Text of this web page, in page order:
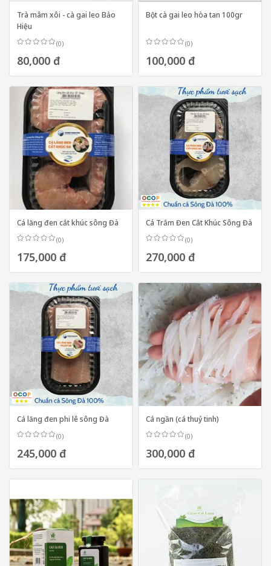
Trà mâm xôi - cà gai leo Bảo
Hiệu
(0)
80,000 đ
Bột cà gai leo hòa tan 100gr
(0)
100,000 đ
Cá lăng đen cắt khúc sông Đà
(0)
175,000 đ
Cá Trắm Đen Cắt Khúc Sông Đà
(0)
270,000 đ
Cá lăng đen phi lê sông Đà
(0)
245,000 đ
Cá ngần (cá thuỷ tinh)
(0)
300,000 đ